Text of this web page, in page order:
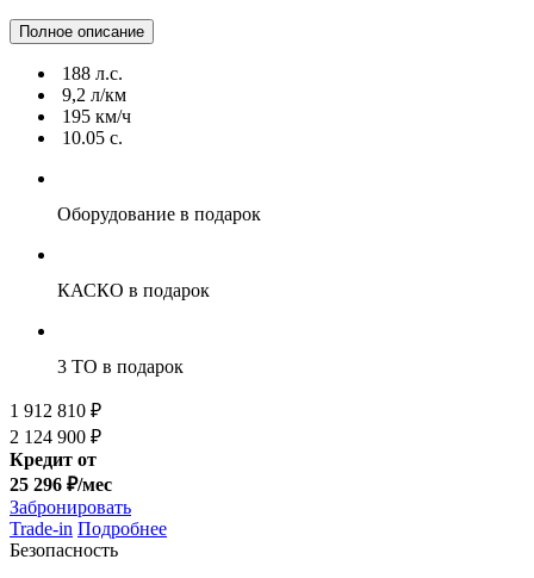
Полное описание
188 л.с.
9,2 л/км
195 км/ч
10.05 c.
Оборудование в подарок
КАСКО в подарок
3 ТО в подарок
1 912 810 ₽
2 124 900 ₽
Кредит от
25 296 ₽/мес
Забронировать
Trade-in Подробнее
Безопасность